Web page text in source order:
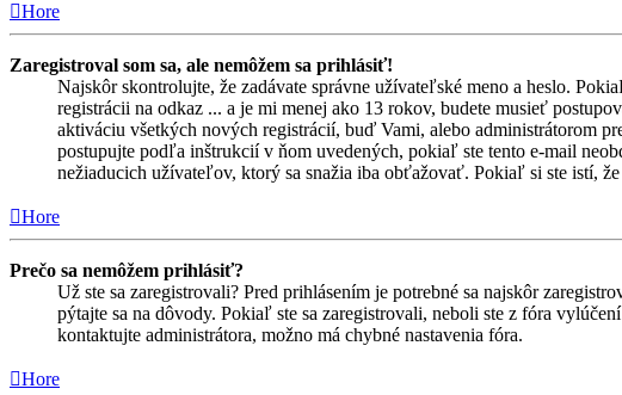
Hore
Zaregistroval som sa, ale nemôžem sa prihlásiť!
Najskôr skontrolujte, že zadávate správne užívateľské meno a heslo.
registrácii na odkaz ... a je mi menej ako 13 rokov, budete musieť
aktiváciu všetkých nových registrácií, buď Vami, alebo administrátorom
postupujte podľa inštrukcií v ňom uvedených, pokiaľ ste tento e-mail
nežiaducich užívateľov, ktorý sa snažia iba obťažovať. Pokiaľ si ste istí,
Hore
Prečo sa nemôžem prihlásiť?
Už ste sa zaregistrovali? Pred prihlásením je potrebné sa najskôr
pýtajte sa na dôvody. Pokiaľ ste sa zaregistrovali, neboli ste z fóra
kontaktujte administrátora, možno má chybné nastavenia fóra.
Hore